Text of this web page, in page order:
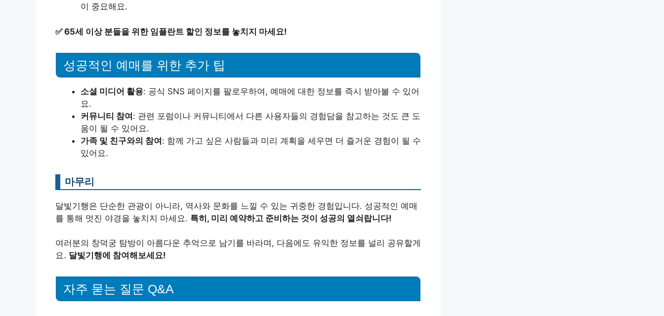
이 중요해요.
✅65세 이상 분들을 위한 임플란트 할인 정보를 놓치지 마세요!
성공적인 예매를 위한 추가 팁
소셜 미디어 활용: 공식 SNS 페이지를 팔로우하여, 예매에 대한 정보를 즉시 받아볼 수 있어
요.
커뮤니티 참여: 관련 포럼이나 커뮤니티에서 다른 사용자들의 경험담을 참고하는 것도 큰 도
움이 될 수 있어요.
가족 및 친구와의 참여: 함께 가고 싶은 사람들과 미리 계획을 세우면 더 즐거운 경험이 될 수
있어요.
마무리
달빛기행은 단순한 관광이 아니라, 역사와 문화를 느낄 수 있는 귀중한 경험입니다. 성공적인 예매
를 통해 멋진 야경을 놓치지 마세요. 특히, 미리 예약하고 준비하는 것이 성공의 열쇠랍니다!
여러분의 창덕궁 탐방이 아름다운 추억으로 남기를 바라며, 다음에도 유익한 정보를 널리 공유할게
요. 달빛기행에 참여해보세요!
자주 묻는 질문 Q&A